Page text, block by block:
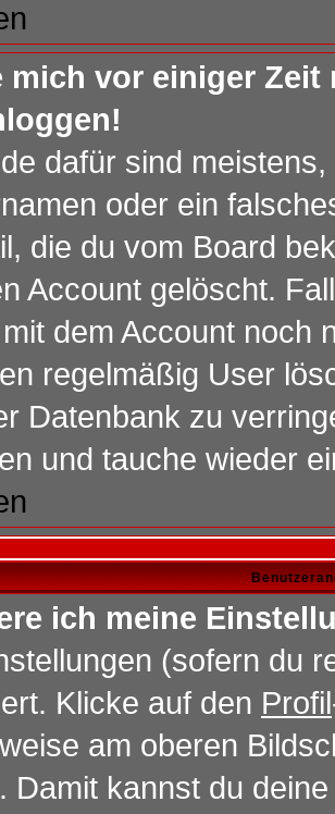
mich vor einiger
dafür sind
oder ein
die du vom Board
Account gelöscht.
dem Account noch
regelmäßig User
Datenbank zu
und tauche wieder
ich meine
(sofern du
Klicke auf den Profil
am oberen
Damit kannst du